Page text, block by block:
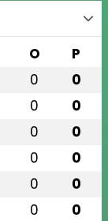
O P
0 0
0 0
0 0
0 0
0 0
0 0